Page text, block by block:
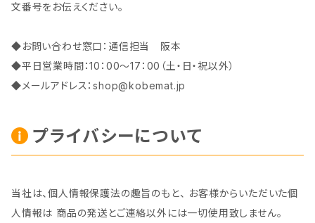
文番号をお伝えください。
◆お問い合わせ窓口：通信担当 阪本
◆平日営業時間：10：00～17：00（土・日・祝以外）
◆メールアドレス：shop@kobemat.jp
プライバシーについて
当社は、個人情報保護法の趣旨のもと、 お客様からいただいた個
人情報は 商品の発送とご連絡以外には一切使用致しません。